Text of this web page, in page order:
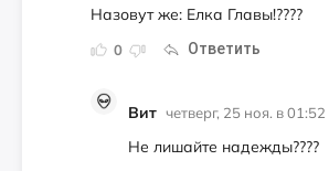
0 Ответить
Назовут же: Елка
Вит четверг, 25 ноя. в 01:52
Не лишайте надежды????